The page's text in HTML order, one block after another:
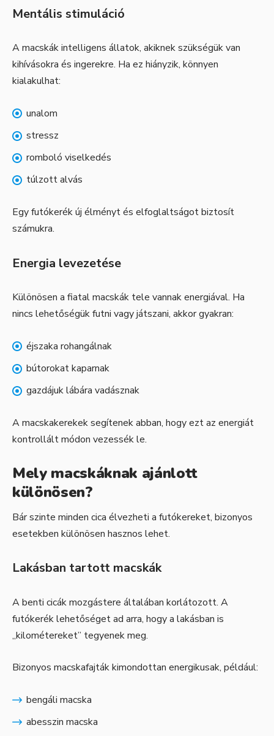
Mentális stimuláció
A macskák intelligens állatok, akiknek szükségük van
kihívásokra és ingerekre. Ha ez hiányzik, könnyen
kialakulhat:
unalom
stressz
romboló viselkedés
túlzott alvás
Egy futókerék új élményt és elfoglaltságot biztosít
számukra.
Energia levezetése
Különösen a fiatal macskák tele vannak energiával. Ha
nincs lehetőségük futni vagy játszani, akkor gyakran:
éjszaka rohangálnak
bútorokat kaparnak
gazdájuk lábára vadásznak
A macskakerekek segítenek abban, hogy ezt az energiát
kontrollált módon vezessék le.
Mely macskáknak ajánlott
különösen?
Bár szinte minden cica élvezheti a futókereket, bizonyos
esetekben különösen hasznos lehet.
Lakásban tartott macskák
A benti cicák mozgástere általában korlátozott. A
futókerék lehetőséget ad arra, hogy a lakásban is
„kilométereket” tegyenek meg.
Bizonyos macskafajták kimondottan energikusak, például:
bengáli macska
abesszin macska